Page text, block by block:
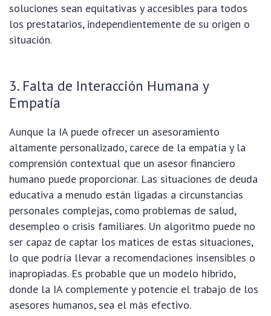
soluciones sean equitativas y accesibles para todos
los prestatarios, independientemente de su origen o
situación.
3. Falta de Interacción Humana y
Empatía
Aunque la IA puede ofrecer un asesoramiento
altamente personalizado, carece de la empatía y la
comprensión contextual que un asesor financiero
humano puede proporcionar. Las situaciones de deuda
educativa a menudo están ligadas a circunstancias
personales complejas, como problemas de salud,
desempleo o crisis familiares. Un algoritmo puede no
ser capaz de captar los matices de estas situaciones,
lo que podría llevar a recomendaciones insensibles o
inapropiadas. Es probable que un modelo híbrido,
donde la IA complemente y potencie el trabajo de los
asesores humanos, sea el más efectivo.